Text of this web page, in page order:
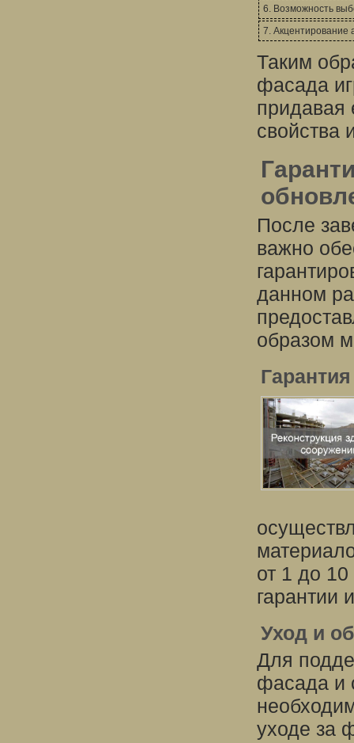
6. Возможность
7. Акцентирование
Таким
фасада
придавая
свойства
После
важно
данном
образом
от 1 до
гарантии
Уход и
Для
фасада и
уходе за